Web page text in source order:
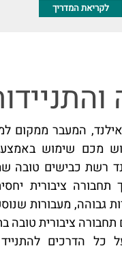
לקריאת המדריך
המעבר ממקום
מכם שימוש
רשת כבישים טובה
תחבורה ציבורית
גבוהה, מעבורות
תחבורה ציבורית טובה
כל הדרכים